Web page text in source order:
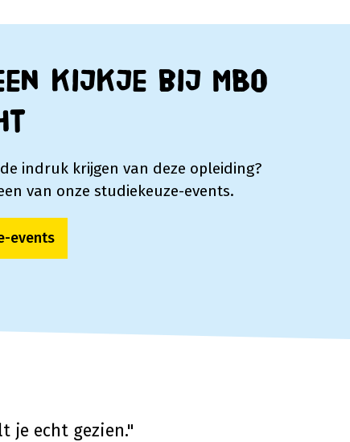
kijkje bij MBO
indruk krijgen van deze opleiding?
van onze studiekeuze-events.
events
je echt gezien."